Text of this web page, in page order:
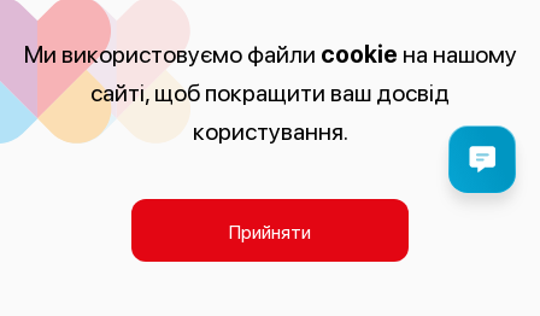
Ми використовуємо файли cookie на нашому
сайті, щоб покращити ваш досвід
користування.
Прийняти